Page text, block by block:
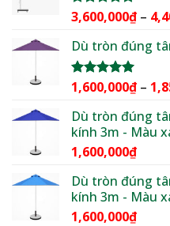
Được xếp
5 sao
3,600,000₫ –
Dù tròn đúng
Được xếp
5 sao
1,600,000₫ –
Dù tròn đúng
kính 3m - Màu
1,600,000₫
Dù tròn đúng
kính 3m - Màu
1,600,000₫